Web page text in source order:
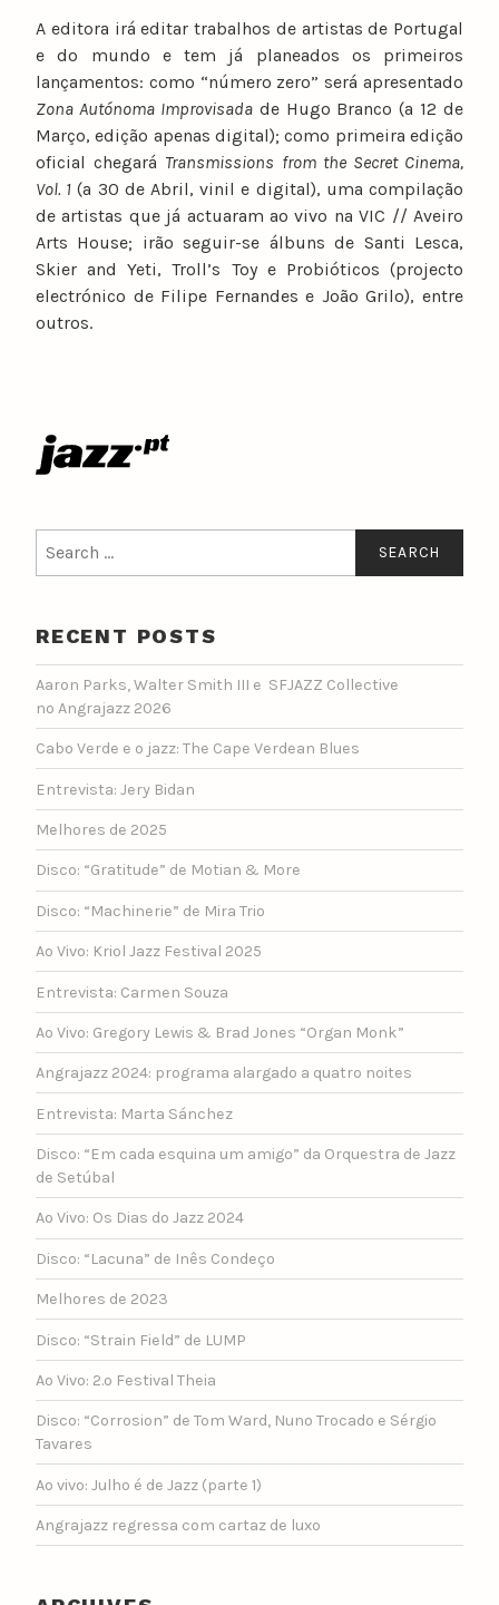
A editora irá editar trabalhos de artistas de Portugal
e do mundo e tem já planeados os primeiros
lançamentos: como “número zero” será apresentado
Zona Autónoma Improvisadade Hugo Branco (a 12 de
Março, edição apenas digital); como primeira edição
oficial chegará Transmissions from the Secret Cinema,
Vol. 1 (a 30 de Abril, vinil e digital), uma compilação
de artistas que já actuaram ao vivo na VIC // Aveiro
Arts House; irão seguir-se álbuns de Santi Lesca,
Skier and Yeti, Troll’s Toy e Probióticos (projecto
electrónico de Filipe Fernandes e João Grilo), entre
outros.
for:
RECENT POSTS
Aaron Parks, Walter Smith III e SFJAZZ Collective
no Angrajazz 2026
Cabo Verde e o jazz: The Cape Verdean Blues
Entrevista: Jery Bidan
Melhores de 2025
Disco: “Gratitude” de Motian & More
Disco: “Machinerie” de Mira Trio
Ao Vivo: Kriol Jazz Festival 2025
Entrevista: Carmen Souza
Ao Vivo: Gregory Lewis & Brad Jones “Organ Monk”
Angrajazz 2024: programa alargado a quatro noites
Entrevista: Marta Sánchez
Disco: “Em cada esquina um amigo” da Orquestra de Jazz
de Setúbal
Ao Vivo: Os Dias do Jazz 2024
Disco: “Lacuna” de Inês Condeço
Melhores de 2023
Disco: “Strain Field” de LUMP
Ao Vivo: 2.º Festival Theia
Disco: “Corrosion” de Tom Ward, Nuno Trocado e Sérgio
Tavares
Ao vivo: Julho é de Jazz (parte 1)
Angrajazz regressa com cartaz de luxo